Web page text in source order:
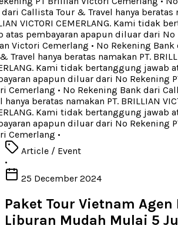
Callista Tour & Travel hanya beratas
VICTORI CEMERLANG. Kami tidak
pembayaran apapun diluar dari No
Victori Cemerlang• No Rekening Bank
Travel hanya beratas namakan PT.
Kami tidak bertanggung jawab
apapun diluar dari No Rekening
Cemerlang• No Rekening Bank dari
beratas namakan PT. BRILLIAN
Kami tidak bertanggung jawab
apapun diluar dari No Rekening
Cemerlang•
Article / Event
•
25 December 2024
Paket Tour Vietnam Agen
Liburan Mudah Mulai 5